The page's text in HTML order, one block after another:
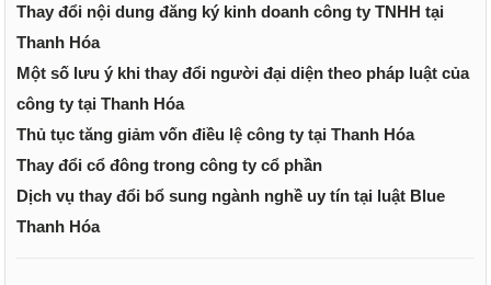
Thay đổi nội dung đăng ký kinh doanh công ty TNHH tại
Thanh Hóa
Một số lưu ý khi thay đổi người đại diện theo pháp luật của
công ty tại Thanh Hóa
Thủ tục tăng giảm vốn điều lệ công ty tại Thanh Hóa
Thay đổi cổ đông trong công ty cổ phần
Dịch vụ thay đổi bổ sung ngành nghề uy tín tại luật Blue
Thanh Hóa